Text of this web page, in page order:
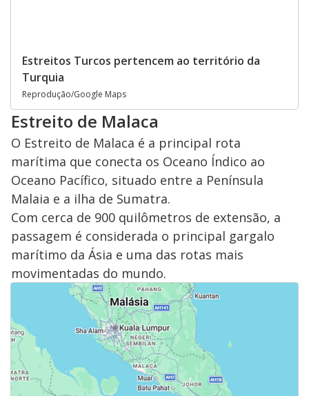
Estreitos Turcos pertencem ao território da
Turquia
Reprodução/Google Maps
Estreito de Malaca
O Estreito de Malaca é a principal rota
marítima que conecta os Oceano Índico ao
Oceano Pacífico, situado entre a Península
Malaia e a ilha de Sumatra.
Com cerca de 900 quilômetros de extensão, a
passagem é considerada o principal gargalo
marítimo da Ásia e uma das rotas mais
movimentadas do mundo.